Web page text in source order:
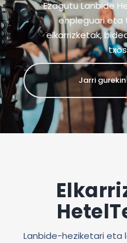
Ezagutu Lanbide
enpleguari eta
elkarrizketak,
Jarri
Lanbide-heziketari eta